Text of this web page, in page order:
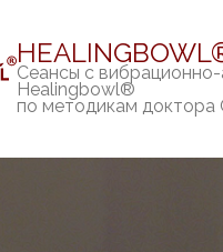
Сеансы с
Healingbowl®
по методикам доктора